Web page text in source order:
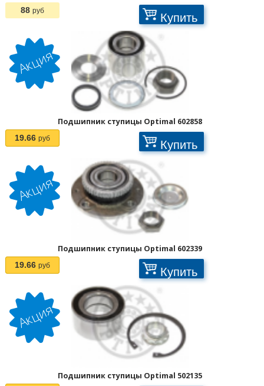
88 руб Купить
Подшипник ступицы Optimal 602858
19.66 руб Купить
Подшипник ступицы Optimal 602339
19.66 руб Купить
Подшипник ступицы Optimal 502135
Отображать по: